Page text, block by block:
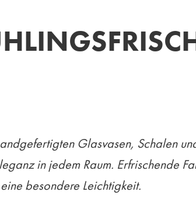
Glasvasen, Schalen
in jedem Raum. Erfrischende
besondere Leichtigkeit.